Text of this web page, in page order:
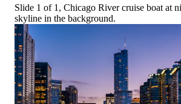
Slide 1 of 1, Chicago River cruise boat at
skyline in the background.